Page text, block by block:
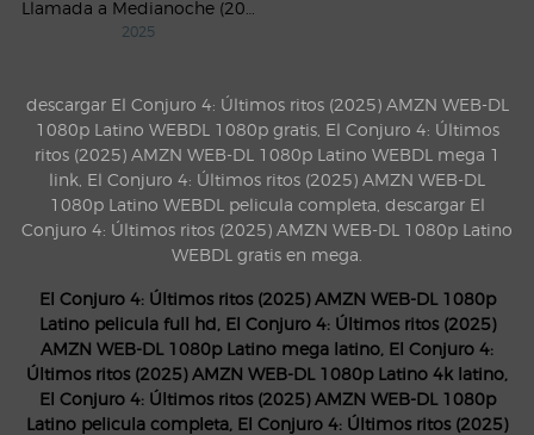
2025
descargar El Conjuro 4: Últimos ritos (2025) AMZN WEB-DL
1080p Latino WEBDL 1080p gratis, El Conjuro 4: Últimos
ritos (2025) AMZN WEB-DL 1080p Latino WEBDL mega 1
link, El Conjuro 4: Últimos ritos (2025) AMZN WEB-DL
1080p Latino WEBDL pelicula completa, descargar El
Conjuro 4: Últimos ritos (2025) AMZN WEB-DL 1080p Latino
WEBDL gratis en mega.
El Conjuro 4: Últimos ritos (2025) AMZN WEB-DL 1080p
Latino pelicula full hd, El Conjuro 4: Últimos ritos (2025)
AMZN WEB-DL 1080p Latino mega latino, El Conjuro 4:
Últimos ritos (2025) AMZN WEB-DL 1080p Latino 4k latino,
El Conjuro 4: Últimos ritos (2025) AMZN WEB-DL 1080p
Latino pelicula completa, El Conjuro 4: Últimos ritos (2025)